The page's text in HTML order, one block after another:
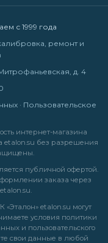
с 1999 года
ремонт и
д. 4
· Пользовательское
интернет-магазина
etalon.su без разрешения
публичной офертой.
заказа через
.
etalon.su могут
условия политики
и пользовательского
свои данные в любой